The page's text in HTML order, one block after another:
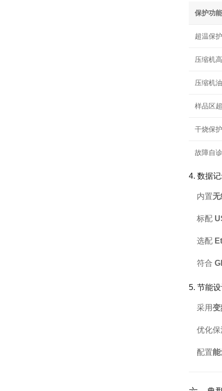
保护功能
超温保护
压缩机
压缩机
样品区
干烧保护
故障自
4. 数据
内置无
标配
选配
符合
5. 节能
采用变
优化
配置能